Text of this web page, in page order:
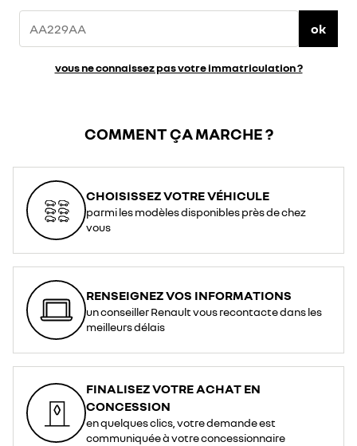
ok
vous ne connaissez pas votre immatriculation ?
COMMENT ÇA MARCHE ?
CHOISISSEZ VOTRE VÉHICULE
parmi les modèles disponibles près de chez
vous
RENSEIGNEZ VOS INFORMATIONS
un conseiller Renault vous recontacte dans les
meilleurs délais
FINALISEZ VOTRE ACHAT EN
CONCESSION
en quelques clics, votre demande est
communiquée à votre concessionnaire